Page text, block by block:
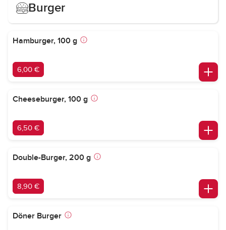
Burger
Hamburger, 100 g
6,00 €
Cheeseburger, 100 g
6,50 €
Double-Burger, 200 g
8,90 €
Döner Burger